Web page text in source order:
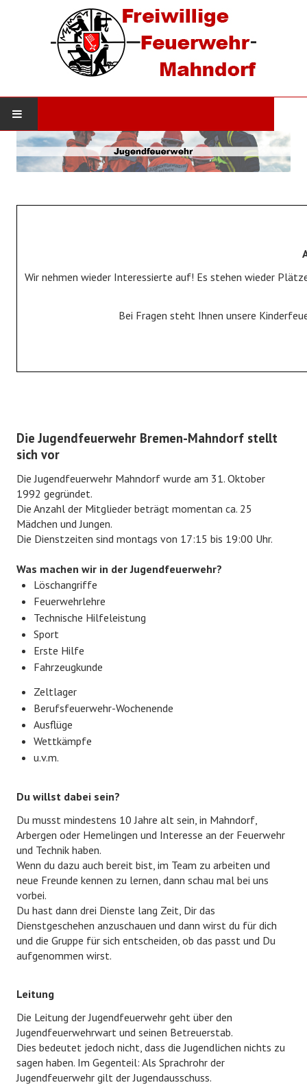
STARTSEITE
DIE WEHR
Jugendfeuerwehr
Bildergalerie
KINDERFEUERWEHR
Kinderfeuerwehr
Bildergalerie
FÖRDERVEREIN
EHRENABTEILUNG
NOTRUF 112
Wir nehmen wieder Interessierte auf! Es stehen wieder
Bei Fragen steht Ihnen unsere
Die Jugendfeuerwehr Bremen-Mahndorf stellt
sich vor
Die Jugendfeuerwehr Mahndorf wurde am 31. Oktober
1992 gegründet.
Die Anzahl der Mitglieder beträgt momentan ca. 25
Mädchen und Jungen.
Die Dienstzeiten sind montags von 17:15 bis 19:00 Uhr.
Was machen wir in der Jugendfeuerwehr?
Löschangriffe
Feuerwehrlehre
Technische Hilfeleistung
Sport
Erste Hilfe
Fahrzeugkunde
Zeltlager
Berufsfeuerwehr-Wochenende
Ausflüge
Wettkämpfe
u.v.m.
Du willst dabei sein?
Du musst mindestens 10 Jahre alt sein, in Mahndorf,
Arbergen oder Hemelingen und Interesse an der Feuerwehr
und Technik haben.
Wenn du dazu auch bereit bist, im Team zu arbeiten und
neue Freunde kennen zu lernen, dann schau mal bei uns
vorbei.
Du hast dann drei Dienste lang Zeit, Dir das
Dienstgeschehen anzuschauen und dann wirst du für dich
und die Gruppe für sich entscheiden, ob das passt und Du
aufgenommen wirst.
Leitung
Die Leitung der Jugendfeuerwehr geht über den
Jugendfeuerwehrwart und seinen Betreuerstab.
Dies bedeutet jedoch nicht, dass die Jugendlichen nichts zu
sagen haben. Im Gegenteil: Als Sprachrohr der
Jugendfeuerwehr gilt der Jugendausschuss.